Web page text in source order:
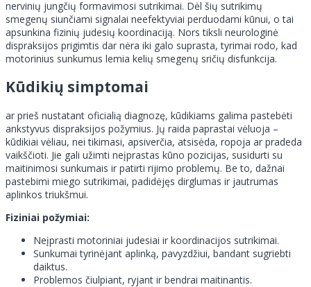
nervinių jungčių formavimosi sutrikimai. Dėl šių sutrikimų
smegenų siunčiami signalai neefektyviai perduodami kūnui, o tai
apsunkina fizinių judesių koordinaciją. Nors tiksli neurologinė
dispraksijos prigimtis dar nėra iki galo suprasta, tyrimai rodo, kad
motorinius sunkumus lemia kelių smegenų sričių disfunkcija.
Kūdikių simptomai
ar prieš nustatant oficialią diagnozę, kūdikiams galima pastebėti
ankstyvus dispraksijos požymius. Jų raida paprastai vėluoja –
kūdikiai vėliau, nei tikimasi, apsiverčia, atsisėda, ropoja ar pradeda
vaikščioti. Jie gali užimti neįprastas kūno pozicijas, susidurti su
maitinimosi sunkumais ir patirti rijimo problemų. Be to, dažnai
pastebimi miego sutrikimai, padidėjęs dirglumas ir jautrumas
aplinkos triukšmui.
Fiziniai požymiai:
Neįprasti motoriniai judesiai ir koordinacijos sutrikimai.
Sunkumai tyrinėjant aplinką, pavyzdžiui, bandant sugriebti
daiktus.
Problemos čiulpiant, ryjant ir bendrai maitinantis.